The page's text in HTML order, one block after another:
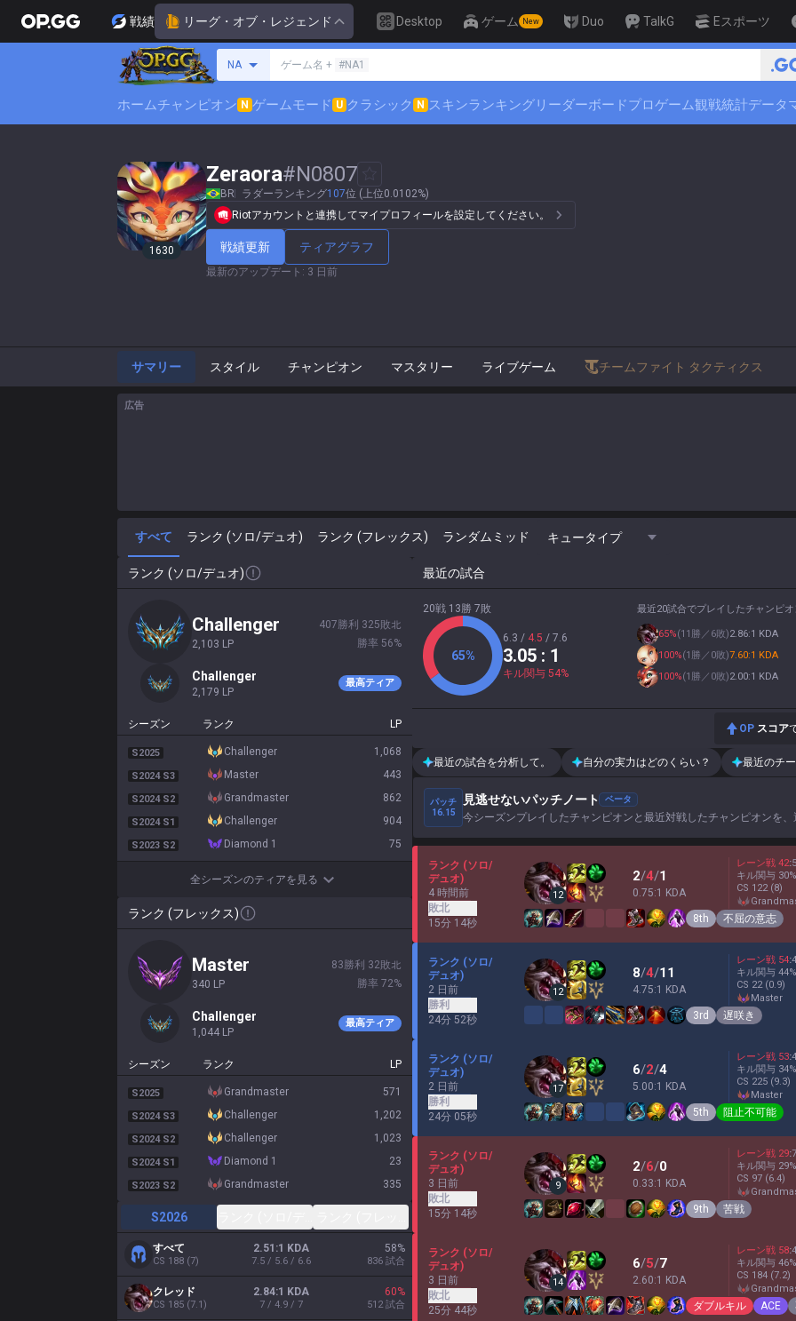
戦績 リーグ・オブ・レジェンド Desktop ゲーム New Duo TalkG Eスポーツ
NA
サモナーの検索
ゲーム名 + #NA1
ホームチャンピオン N ゲームモード U クラシック N スキンランキングリーダーボードプロゲーム観戦統計データ
1630
Zeraora#N0807
BR ラダーランキング107位 (上位0.0102%)
Riotアカウントと連携してマイプロフィールを設定してください。
戦績更新 ティアグラフ
最新のアップデート : 3 日前
サマリー スタイル チャンピオン マスタリー ライブゲーム チームファイト タクティクス
広告
すべて ランク (ソロ/デュオ) ランク (フレックス) ランダムミッド キュータイプ
ランク (ソロ/デュオ)
challenger
2,103 LP
407 勝利 325 敗北
勝率 56%
challenger
2,179 LP
最高ティア
シーズン ランク LP
S2025 challenger 1,068
S2024 S3 master 443
S2024 S2 grandmaster 862
S2024 S1 challenger 904
S2023 S2 diamond 1 75
全シーズンのティアを見る
ランク (フレックス)
master
340 LP
83 勝利 32敗北
勝率 72%
challenger
1,044 LP
最高ティア
シーズン ランク LP
S2025 grandmaster 571
S2024 S3 challenger 1,202
S2024 S2 challenger 1,023
S2024 S1 diamond 1 23
S2023 S2 grandmaster 335
S2026
すべて
CS 188 (7)
2.51:1 KDA
7.5 / 5.6 / 6.6
58%
836 試合
クレッド
CS 185 (7.1)
2.84:1 KDA
7 / 4.9 / 7
60%
512 試合
最近の試合
20戦 13勝 7敗
65%
6.3 / 4.5 / 7.6
3.05 : 1
キル関与 54%
最近20試合でプレイしたチャンピオ
65%(11勝／6敗)2.86:1 KDA
100%(1勝／0敗)7.60:1 KDA
100%(1勝／0敗)2.00:1 KDA
OP スコア
最近の試合を分析して。 自分の実力はどのくらい？ 最近のチ
パッチ
16.15
見逃せないパッチノート ベータ
今シーズンプレイしたチャンピオンと最近対戦したチャンピオンを
ランク (ソロ/
デュオ)
4 時間前
敗北
15分 14秒
12
2/4/1
0.75:1 KDA
レーン戦 42:
キル関与 30%
CS 122 (8)
8th 不屈の意志
ランク (ソロ/
デュオ)
2 日前
勝利
24分 52秒
12
8/4/11
4.75:1 KDA
レーン戦 54:
キル関与 44%
CS 22 (0.9)
master
3rd 遅咲き
ランク (ソロ/
デュオ)
2 日前
勝利
24分 05秒
17
6/2/4
5.00:1 KDA
レーン戦 53:
キル関与 34%
CS 225 (9.3)
master
5th 阻止不可能
ランク (ソロ/
デュオ)
3 日前
敗北
15分 14秒
9
2/6/0
0.33:1 KDA
レーン戦 29:
キル関与 29%
CS 97 (6.4)
9th 苦戦
ランク (ソロ/
デュオ)
3 日前
敗北
25分 44秒
14
6/5/7
2.60:1 KDA
レーン戦 58:
キル関与 46%
CS 184 (7.2)
ダブルキル ACE